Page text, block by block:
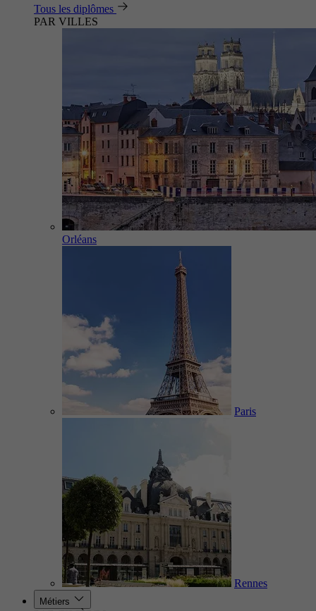
Tous les diplômes
PAR VILLES
Orléans
Paris
Rennes
Métiers